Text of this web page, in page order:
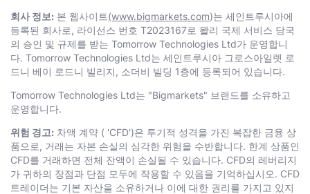
회사 정보: 본 웹사이트(www.bigmarkets.com)는 세인트루시아에
등록된 회사로, 라이선스 번호 T2023167로 뫌리 국제 서비스 당국
의 승인 및 규제를 받는 Тоmоrrоw Technologies Ltd가 운영합니
다. Тоmоrrоw Technologies Ltd는 세인트루시아 그로스아일렛 로
드니 베이 로드니 빌리지, 소더비 빌딩 1층에 등록되어 있습니다.
Тоmоrrоw Technologies Ltd는 "Bigmarkets" 브랜드를 소유하고
운영합니다.
위험 경고: 차액 계약 ( 'CFD')은 투기적 성격을 가진 복잡한 금융 상
품으로, 거래는 자본 손실의 심각한 위험을 수반합니다. 한계 상품인
CFD를 거래하면 전체 잔액이 손실될 수 있습니다. CFD의 레버리지
가 귀하의 장점과 단점 모두에 작용할 수 있음을 기억하십시오. CFD
트레이더는 기본 자산을 소유하거나 이에 대한 권리를 가지고 있지